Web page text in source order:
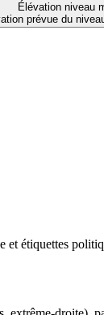
Élévation niveau
prévue du
et étiquettes